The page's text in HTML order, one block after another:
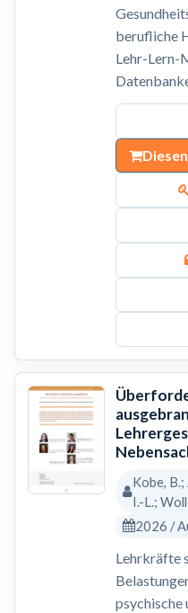
berufliche
Lehr-Lern-
Kobe,
I.-L.;
2026 /
Lehrkräfte
psychische